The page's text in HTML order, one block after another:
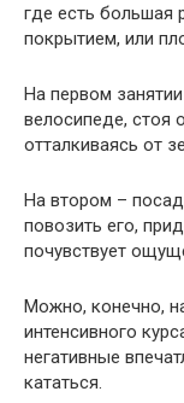
где есть большая
покрытием, или
На первом
велосипеде, стоя
отталкиваясь от
На втором –
повозить его,
почувствует
Можно, конечно,
интенсивного
негативные
кататься.